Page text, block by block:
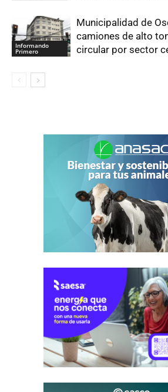
Informando
Primero
Municipalidad de
camiones de alto
circular por sector